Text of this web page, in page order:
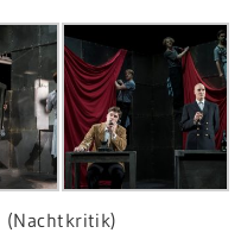
(Nachtkritik)